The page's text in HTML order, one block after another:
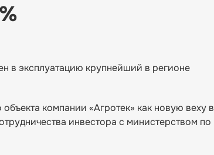
в эксплуатацию крупнейший в регионе
компании «Агротек» как новую веху в
инвестора с министерством по